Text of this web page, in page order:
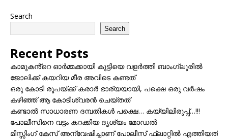
Search
Search
Recent Posts
കാമുകൻ്റെ ഓർമ്മക്കായി കുട്ടിയെ വളർത്തി ബാംഗ്ലൂരിൽ
ജോലിക്ക് കയറിയ മീര അവിടെ കണ്ടത്
ഒരു കോടി രൂപയ്ക്ക് കരാർ ഭാര്യയായി, പക്ഷെ ഒരു വർഷം
കഴിഞ്ഞ് ആ കോടീശ്വരൻ ചെയ്തത്
കണ്ടാൽ സാധാരണ ദമ്പതികൾ പക്ഷെ… കയ്യിലിരുപ്പ്…!!!
പോലീസിനെ വട്ടം കറക്കിയ ദൃശ്യം മോഡല്‍
മിസ്സിംഗ് കേസ് അന്വേഷിച്ചാണ് പോലീസ് ഫ്ലാറ്റിൽ എത്തിയത്